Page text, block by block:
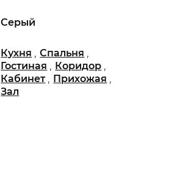
Серый
Кухня ,Спальня ,
Гостиная , Коридор ,
Кабинет , Прихожая ,
Зал